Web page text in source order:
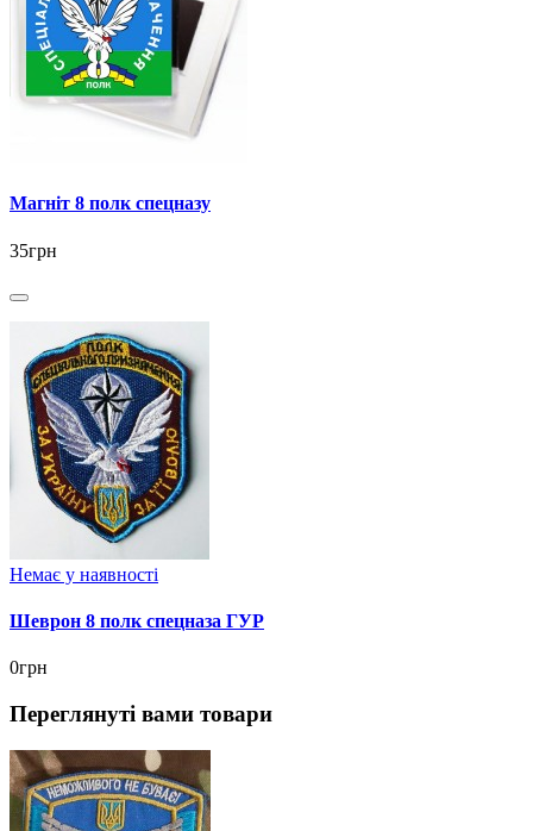
Магніт 8 полк спецназу
35грн
Немає у наявності
Шеврон 8 полк спецназа ГУР
0грн
Переглянуті вами товари